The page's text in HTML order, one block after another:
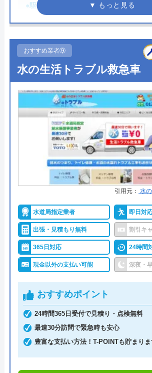
対応エリア
●駆けつけ時間 最短30分
●受付時間 24時間
●定休日
●出張見積もり 出張見積もり無料
●支払い方法 現金、クレジットカ
●累計実績 修理実績119万件
●保証・保険 ―
詳細は公式HP
水110番がおすすめの理由
水110番を運営しているサイトの累
数が398万件と、非常に多くの人か
いる業者です。水回りに限らず約
トラブルに対応しておりますので、
ブルならなんでも相談できます。
んので、悪徳業者によくある高額請
ことはないでしょう。また、何かあ
るクーリングオフを採用している
す。見積もり・キャンセル料は無料
もりをする際にも利用したい業者です
おすすめ業者⑨
水の生活トラブル救急車
引用元： 水
水道局指定業者 即日対
出張・見積もり無料 割引キ
365日対応 24時間
現金以外の支払い可能 深夜・
おすすめポイント
24時間365日受付で見積り・点検無料
最速30分訪問で緊急時も安心
豊富な支払い方法！T-POINTも貯まり